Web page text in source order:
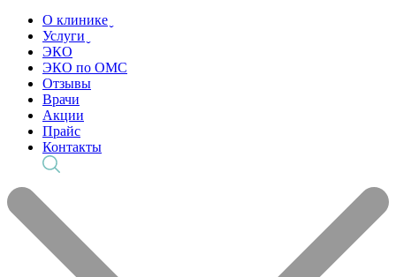
О клинике ̬
Услуги ̬
ЭКО
ЭКО по ОМС
Отзывы
Врачи
Акции
Прайс
Контакты